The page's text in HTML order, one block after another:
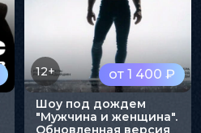
от 1 400 ₽
12+
Шоу под дождем
"Мужчина и женщина".